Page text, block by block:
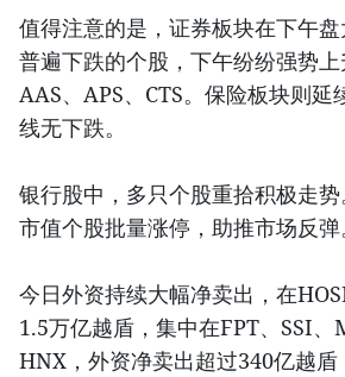
值得注意的是，证券板块在下午
普遍下跌的个股，下午纷纷强势上
AAS、APS、CTS。保险板块则延
线无下跌。
银行股中，多只个股重拾积极走
市值个股批量涨停，助推市场反弹
今日外资持续大幅净卖出，在
1.5万亿越盾，集中在FPT、SSI
HNX，外资净卖出超过340亿越盾